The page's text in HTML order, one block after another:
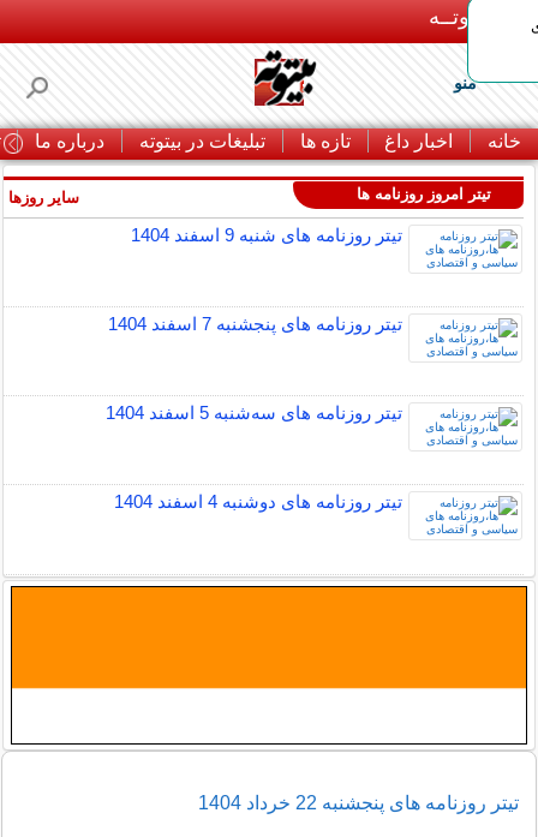
بـیتوتــه
منو
خانه اخبار داغ تازه ها تبلیغات در بیتوته درباره ما
تیتر امروز روزنامه ها
تيتر روزنامه های شنبه 9 اسفند 1404
تيتر روزنامه های پنجشنبه 7 اسفند 1404
تيتر روزنامه های سه‌شنبه 5 اسفند 1404
تيتر روزنامه های دوشنبه 4 اسفند 1404
سایر روزها
تيتر روزنامه های پنجشنبه 22 خرداد 1404